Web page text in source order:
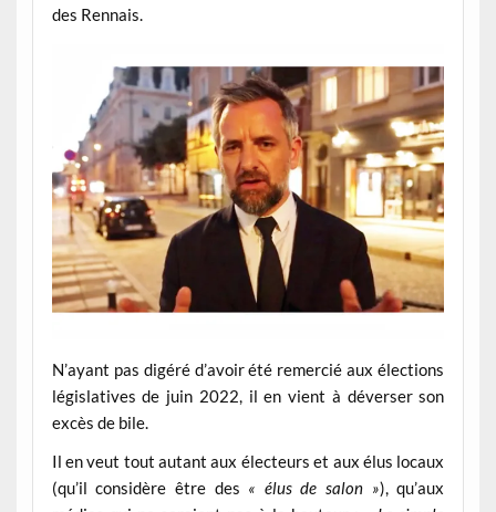
des Rennais.
N’ayant pas digéré d’avoir été remercié aux élections
législatives de juin 2022, il en vient à déverser son
excès de bile.
Il en veut tout autant aux électeurs et aux élus locaux
(qu’il considère être des « élus de salon »), qu’aux